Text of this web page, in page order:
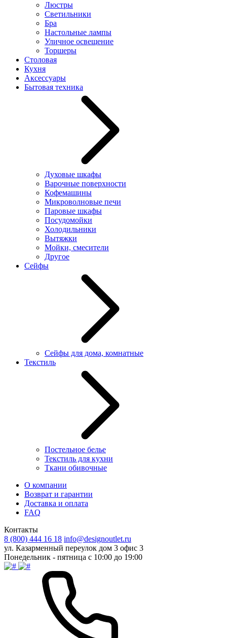
Люстры
Светильники
Бра
Настольные лампы
Уличное освещение
Торшеры
Столовая
Кухня
Аксессуары
Бытовая техника
Духовые шкафы
Варочные поверхности
Кофемашины
Микроволновые печи
Паровые шкафы
Посудомойки
Холодильники
Вытяжки
Мойки, смесители
Другое
Сейфы
Сейфы для дома, комнатные
Текстиль
Постельное белье
Текстиль для кухни
Ткани обивочные
О компании
Возврат и гарантии
Доставка и оплата
FAQ
Контакты
8 (800) 444 16 18 info@designoutlet.ru
ул. Казарменный переулок дом 3 офис 3
Понедельник - пятница с 10:00 до 19:00